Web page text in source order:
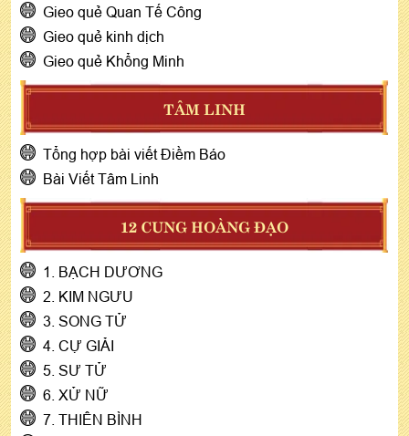
Gieo quẻ Quan Tế Công
Gieo quẻ kinh dịch
Gieo quẻ Khổng Minh
TÂM LINH
Tổng hợp bài viết Điềm Báo
Bài Viết Tâm Linh
12 CUNG HOÀNG ĐẠO
1. BẠCH DƯƠNG
2. KIM NGƯU
3. SONG TỬ
4. CỰ GIẢI
5. SƯ TỬ
6. XỬ NỮ
7. THIÊN BÌNH